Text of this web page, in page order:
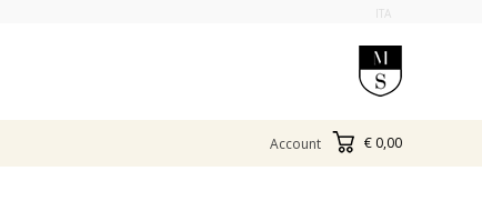
ITA
Account € 0,00